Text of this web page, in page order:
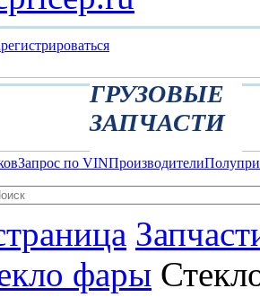
ГРУЗОВЫЕ
ЗАПЧАСТИ
Запрос по VINПроизводители
фары